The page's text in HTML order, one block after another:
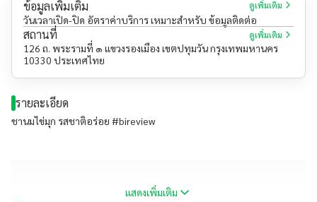
ข้อมูลเพิ่มเติม ดูเพิ่มเติม
วันเวลาเปิด-ปิด อัตราค่าบริการ เหมาะสำหรับ ข้อมูลติดต่อ
สถานที่ ดูเพิ่มเติม
126 ถ. พระรามที่ ๑ แขวงรองเมือง เขตปทุมวัน กรุงเทพมหานคร
10330 ประเทศไทย
รายละเอียด
ชานมไข่มุก รสชาติอร่อย #bireview
แสดงเพิ่มเติม